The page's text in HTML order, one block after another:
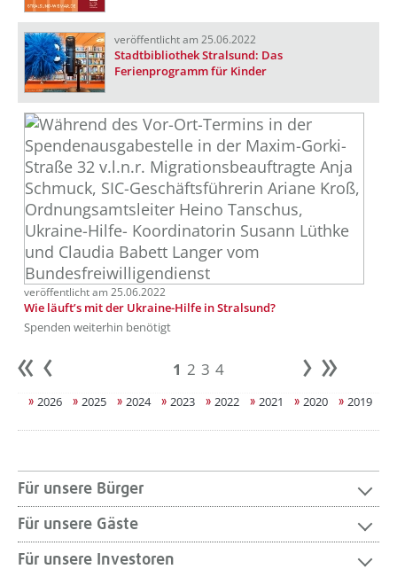
veröffentlicht am 25.06.2022
Stadtbibliothek Stralsund: Das
Ferienprogramm für Kinder
veröffentlicht am 25.06.2022
Wie läuft’s mit der Ukraine-Hilfe in Stralsund?
Spenden weiterhin benötigt
Anfang 1 2 3 4 weiter
2026 2025 2024 2023 2022 2021 2020 2019
Für unsere Bürger
Für unsere Gäste
Für unsere Investoren